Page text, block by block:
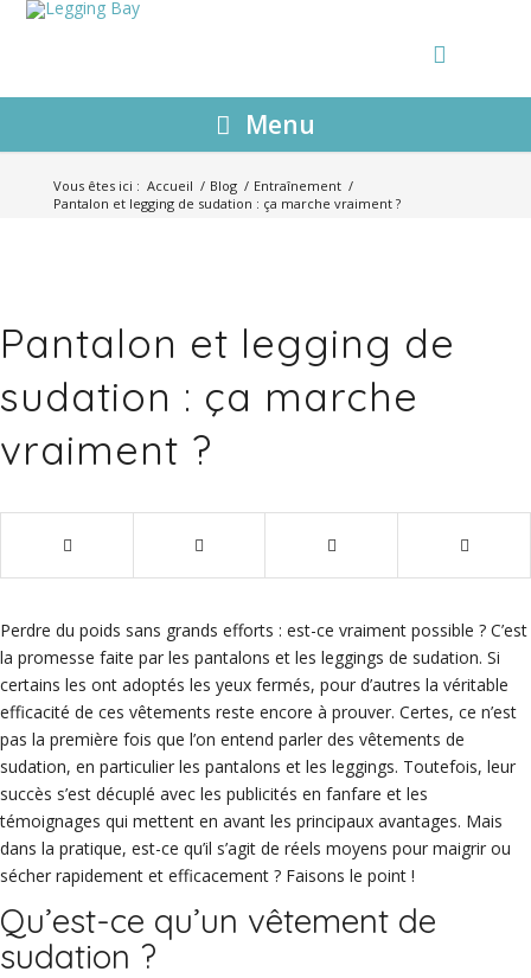
Menu
Vous êtes ici : Accueil / Blog / Entraînement /
Pantalon et legging de sudation : ça marche vraiment ?
Pantalon et legging de
sudation : ça marche
vraiment ?
Perdre du poids sans grands efforts : est-ce vraiment possible ? C’est
la promesse faite par les pantalons et les leggings de sudation. Si
certains les ont adoptés les yeux fermés, pour d’autres la véritable
efficacité de ces vêtements reste encore à prouver. Certes, ce n’est
pas la première fois que l’on entend parler des vêtements de
sudation, en particulier les pantalons et les leggings. Toutefois, leur
succès s’est décuplé avec les publicités en fanfare et les
témoignages qui mettent en avant les principaux avantages. Mais
dans la pratique, est-ce qu’il s’agit de réels moyens pour maigrir ou
sécher rapidement et efficacement ? Faisons le point !
Qu’est-ce qu’un vêtement de
sudation ?